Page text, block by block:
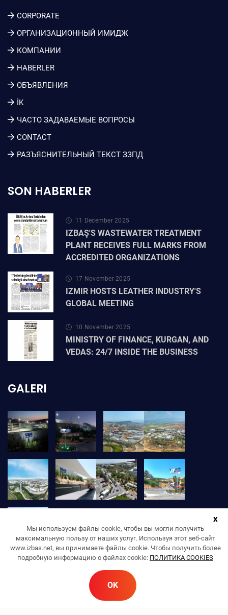
CORPORATE
ОРГАНИЗАЦИОННЫЙ ИМИДЖ
КОМПАНИИ
HABERLER
ОБЪЯВЛЕНИЯ
İK
ЧАСТО ЗАДАВАЕМЫЕ ВОПРОСЫ
CONTACT
РАЗЪЯСНИТЕЛЬНЫЙ ТЕКСТ ЗЗПД
SON HABERLER
11 December 2025
IZBAŞ'S WASTEWATER TREATMENT
PLANT RECEIVES FULL MARKS FROM
ACCREDITED ORGANIZATIONS
17 November 2025
IZMIR HOSTS LEATHER INDUSTRY'S
GLOBAL MEETING
10 November 2025
MINISTRY OF FINANCE, KURGAN, AND
VEDAS: 24/7 INSIDE THE BUSINESS
GALERI
x
Мы используем файлы cookie, чтобы вы могли получить
максимальную пользу от наших услуг. Используя этот веб-сайт
www.izbas.net, вы принимаете файлы cookie. Чтобы получить более
подробную информацию о файлах cookie: ПОЛИТИКА COOKIES
OK